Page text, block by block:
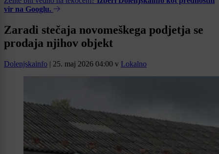
vir na Googlu.
Zaradi stečaja novomeškega podjetja se
prodaja njihov objekt
Dolenjskainfo | 25. maj 2026 04:00 v Lokalno